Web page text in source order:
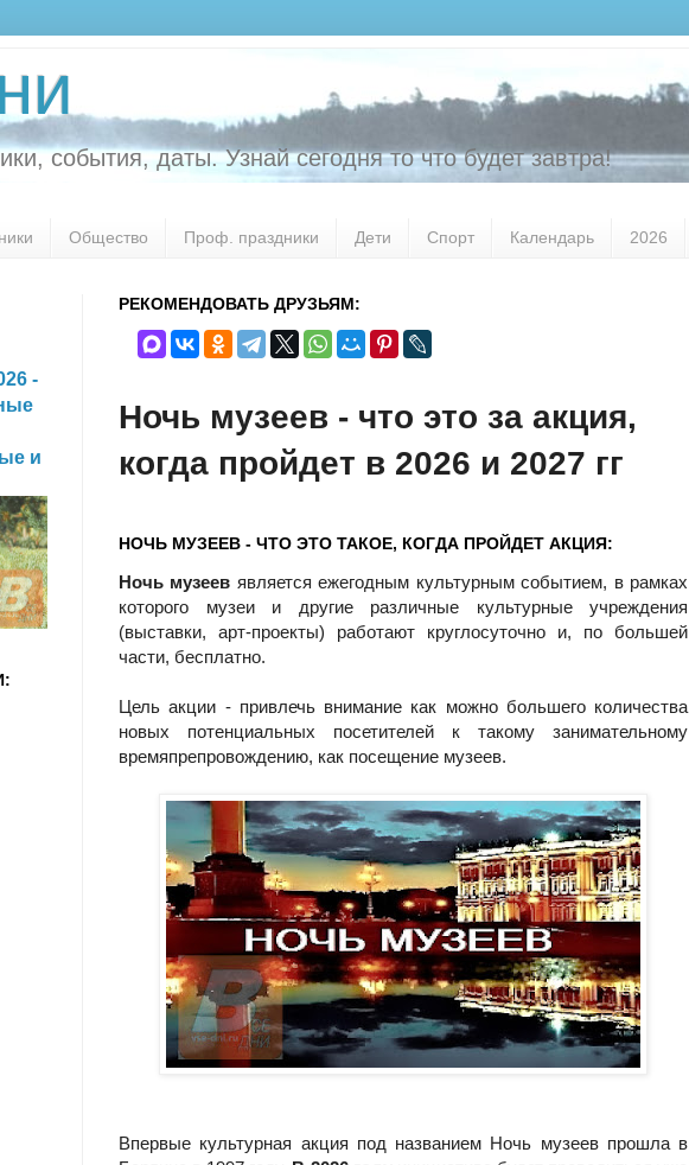
события, даты. Узнай сегодня то что будет завтра!
Общество Проф. праздники Дети Спорт Календарь 2026
РЕКОМЕНДОВАТЬ ДРУЗЬЯМ:
Ночь музеев - что это за акция,
когда пройдет в 2026 и 2027 гг
НОЧЬ МУЗЕЕВ - ЧТО ЭТО ТАКОЕ, КОГДА ПРОЙДЕТ АКЦИЯ:
Ночь музеев является ежегодным культурным событием, в рамках
которого музеи и другие различные культурные учреждения
(выставки, арт-проекты) работают круглосуточно и, по большей
части, бесплатно.
Цель акции - привлечь внимание как можно большего количества
новых потенциальных посетителей к такому занимательному
времяпрепровождению, как посещение музеев.
Впервые культурная акция под названием Ночь музеев прошла в
-
и